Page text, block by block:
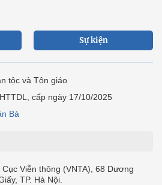
Sự kiện
tộc và Tôn giáo
cấp ngày 17/10/2025
Bá
Viễn thông (VNTA), 68 Dương
TP. Hà Nội.